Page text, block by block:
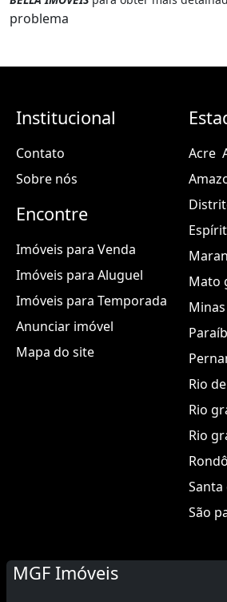
problema
Institucional
Contato
Sobre nós
Encontre
Imóveis para Venda
Imóveis para Aluguel
Imóveis para Temporada
Anunciar imóvel
Mapa do site
Acre
Mato
Rio
Rio
Rio
São
MGF Imóveis